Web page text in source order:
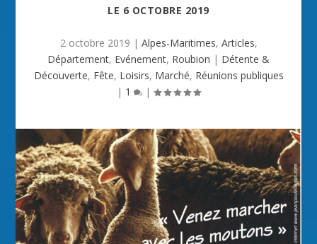
LE 6 OCTOBRE 2019
2 octobre 2019 | Alpes-Maritimes, Articles,
Département, Evénement, Roubion | Détente &
Découverte, Fête, Loisirs, Marché, Réunions publiques
| 1 |